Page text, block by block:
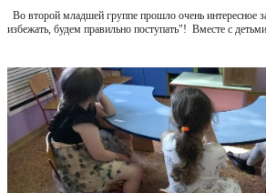
Во второй младшей группе прошло очень интересное
избежать, будем правильно поступать"! Вместе с